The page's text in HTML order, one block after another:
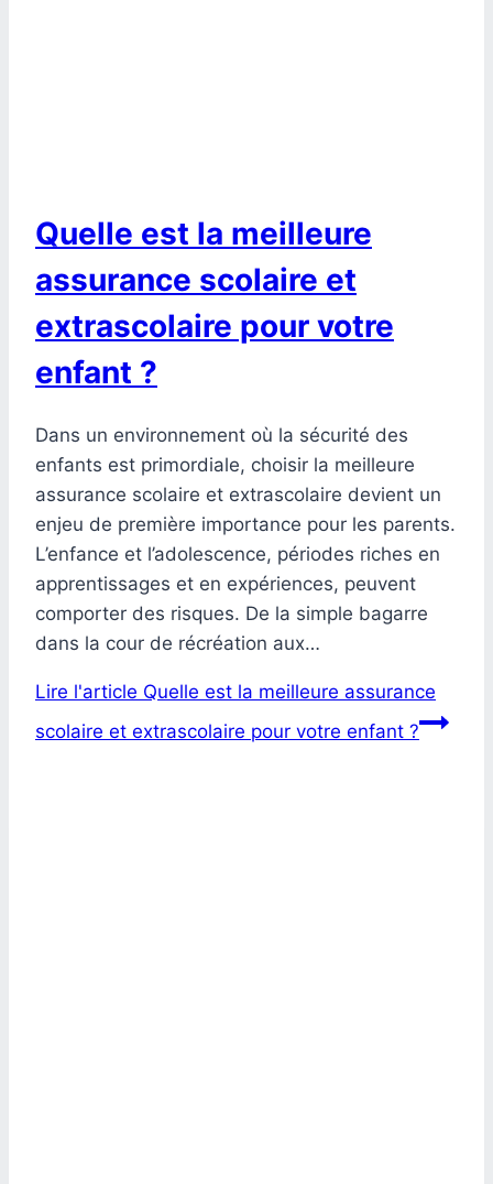
Quelle est la meilleure
assurance scolaire et
extrascolaire pour votre
enfant ?
Dans un environnement où la sécurité des
enfants est primordiale, choisir la meilleure
assurance scolaire et extrascolaire devient un
enjeu de première importance pour les parents.
L’enfance et l’adolescence, périodes riches en
apprentissages et en expériences, peuvent
comporter des risques. De la simple bagarre
dans la cour de récréation aux…
Lire l'article Quelle est la meilleure assurance
scolaire et extrascolaire pour votre enfant ?